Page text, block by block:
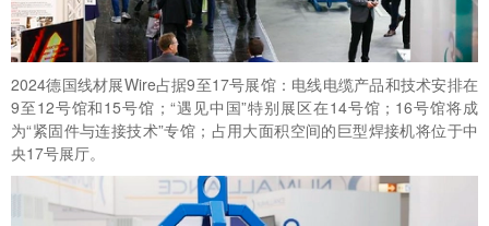
2024德国线材展Wire占据9至17号展馆：电线电缆产品和技术安排在
9至12号馆和15号馆；“遇见中国”特别展区在14号馆；16号馆将成
为“紧固件与连接技术”专馆；占用大面积空间的巨型焊接机将位于中
央17号展厅。